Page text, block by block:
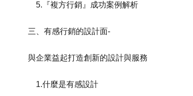
5.『複方行銷』成功案例解析
三、有感行銷的設計面-
與企業益起打造創新的設計與服務
1.什麼是有感設計